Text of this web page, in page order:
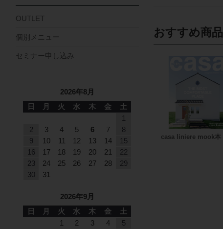
おすすめ商品
casa liniere mook本
OUTLET
個別メニュー
セミナー申し込み
2026年8月
日
月 火 水 木 金
土
1
2
3 4 5 6 7
8
9
10 11 12 13 14
15
16
17 18 19 20 21
22
23
24 25 26 27 28
29
30
31
2026年9月
日
月 火 水 木 金
土
1
2 3 4
5